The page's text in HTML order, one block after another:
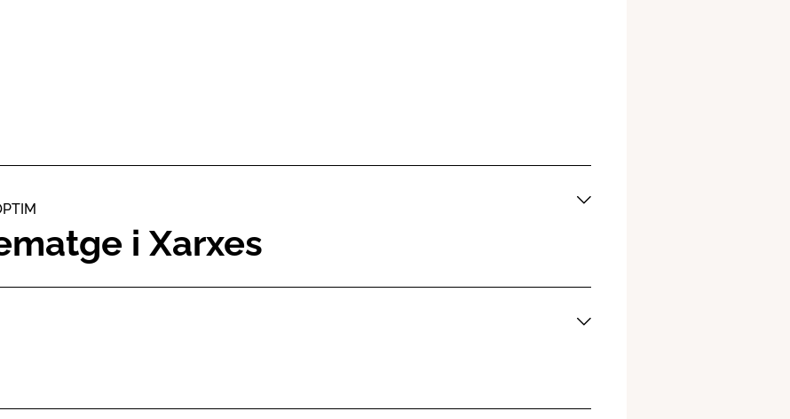
i Xarxes